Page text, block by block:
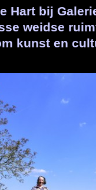
Hart bij
weidse
kunst en